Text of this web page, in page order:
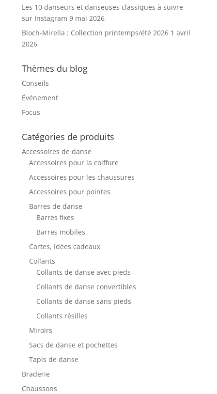
Les 10 danseurs et danseuses classiques à suivre
sur Instagram 9 mai 2026
Bloch-Mirella : Collection printemps/été 2026 1 avril
2026
Thèmes du blog
Conseils
Événement
Focus
Catégories de produits
Accessoires de danse
Accessoires pour la coiffure
Accessoires pour les chaussures
Accessoires pour pointes
Barres de danse
Barres fixes
Barres mobiles
Cartes, Idées cadeaux
Collants
Collants de danse avec pieds
Collants de danse convertibles
Collants de danse sans pieds
Collants résilles
Miroirs
Sacs de danse et pochettes
Tapis de danse
Braderie
Chaussons